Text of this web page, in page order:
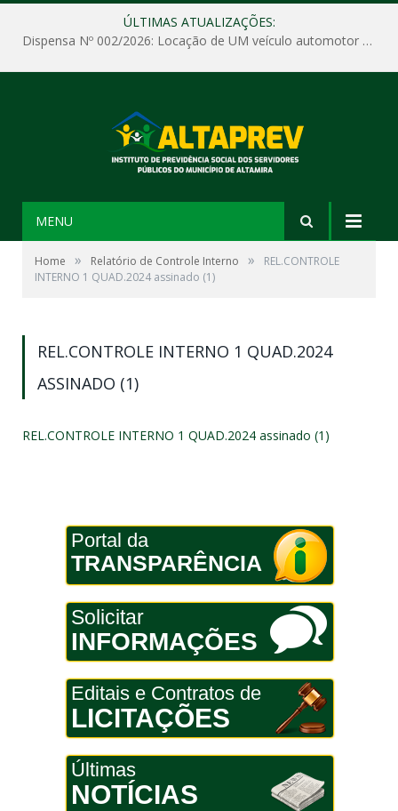
ÚLTIMAS ATUALIZAÇÕES:
Dispensa Nº 002/2026: Locação de UM veículo automotor sem motorista, tipo passeio, com seguro total e quilometragem livre, para atender as demandas operacionais e administrativas do Instituto de Previdência Social dos Servidores Públicos do Município de Altamira – PA – ALTAPREV.
MENU
Home » Relatório de Controle Interno »
REL.CONTROLE
INTERNO 1 QUAD.2024 assinado (1)
REL.CONTROLE INTERNO 1 QUAD.2024
ASSINADO (1)
REL.CONTROLE INTERNO 1 QUAD.2024 assinado (1)
Portal da
TRANSPARÊNCIA
Solicitar
INFORMAÇÕES
Editais e Contratos de
LICITAÇÕES
Últimas
NOTÍCIAS